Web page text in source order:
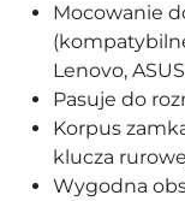
Mocowanie
Lenovo,
Pasuje do
Korpus
klucza
Wygodna